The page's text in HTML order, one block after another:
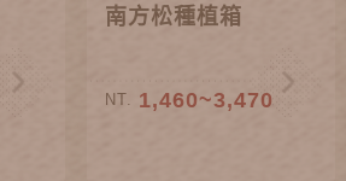
南方松種植箱
NT. 1,460~3,470